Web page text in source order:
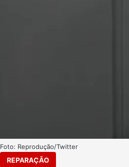
Foto: Reprodução/Twitter
REPARAÇÃO